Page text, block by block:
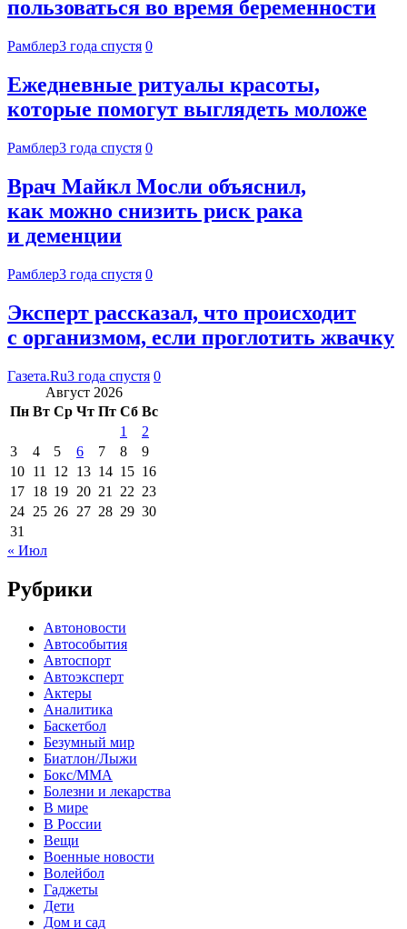
пользоваться во время беременности
Рамблер3 года спустя 0
Ежедневные ритуалы красоты,
которые помогут выглядеть моложе
Рамблер3 года спустя 0
Врач Майкл Мосли объяснил,
как можно снизить риск рака
и деменции
Рамблер3 года спустя 0
Эксперт рассказал, что происходит
с организмом, если проглотить жвачку
Газета.Ru3 года спустя 0
Август 2026
Пн Вт Ср Чт Пт Сб Вс
1
2
3
4 5 6 7 8
9
10 11 12 13 14 15 16
17 18 19 20 21 22 23
24 25 26 27 28 29 30
31
« Июл
Рубрики
Автоновости
Автособытия
Автоспорт
Автоэксперт
Актеры
Аналитика
Баскетбол
Безумный мир
Биатлон/Лыжи
Бокс/MMA
Болезни и лекарства
В мире
В России
Вещи
Военные новости
Волейбол
Гаджеты
Дети
Дом и сад